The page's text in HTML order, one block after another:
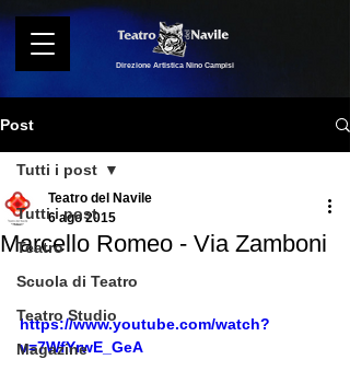
Direzione Artistica Nino Campisi
Post
Tutti i post
Teatro
Scuola di Teatro
Teatro Studio
Magazine
Tutti i post
Marcello Romeo - Via Zamboni
Teatro del Navile
6 ago 2015
https://www.youtube.com/watch?
v=7WfYrwE_GeA